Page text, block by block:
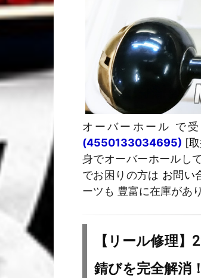
オーバーホール で
(4550133034695) [
身でオーバーホールし
でお困りの方は お問い
ーツも 豊富に在庫があ
【リール修理
錆びを完全解消！